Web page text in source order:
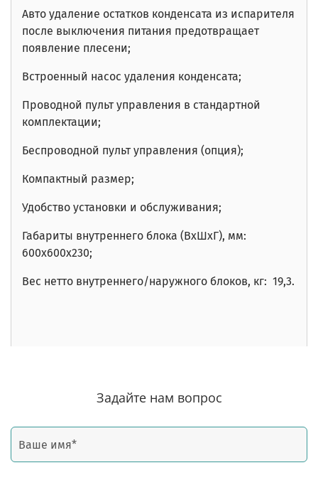
Авто удаление остатков конденсата из испарителя
после выключения питания предотвращает
появление плесени;
Встроенный насос удаления конденсата;
Проводной пульт управления в стандартной
комплектации;
Беспроводной пульт управления (опция);
Компактный размер;
Удобство установки и обслуживания;
Габариты внутреннего блока (ВxШxГ), мм:
600х600х230;
Вес нетто внутреннего/наружного блоков, кг: 19,3.
Задайте нам вопрос